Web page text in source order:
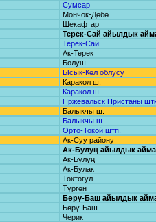
Сумсар
Мончок-Дөбө
Шекафтар
Терек-Сай айылдык
Терек-Сай
Ак-Терек
Болуш
Ысык-Көл облусу
Каракол ш.
Каракол ш.
Пржевальск Пристаны
Балыкчы ш.
Балыкчы ш.
Орто-Токой штп.
Ак-Суу району
Ак-Булуң айылдык
Ак-Булуң
Ак-Булак
Токтогул
Түргөн
Бөрү-Баш айылдык
Бөрү-Баш
Черик